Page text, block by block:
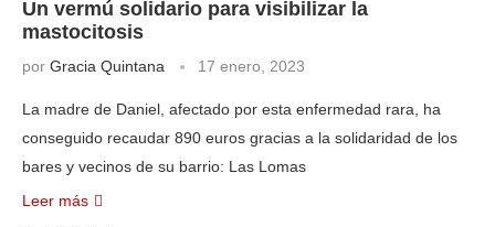
Un vermú solidario para visibilizar la
mastocitosis
por Gracia Quintana 17 enero, 2023
La madre de Daniel, afectado por esta enfermedad rara, ha
conseguido recaudar 890 euros gracias a la solidaridad de los
bares y vecinos de su barrio: Las Lomas
Leer más